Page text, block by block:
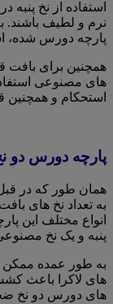
استفاده از نخ
نرم و لطیف باشند.
پارچه دورس شده،
همچنین برای
های مصنوعی
استحکام و
پارچه دورس دو
همان طور که در
به تعداد نخ های
انواع مختلف این
پنبه و یک نخ
به طور عمده ممکن
های لاکرا باعث
های دورس دو نخ